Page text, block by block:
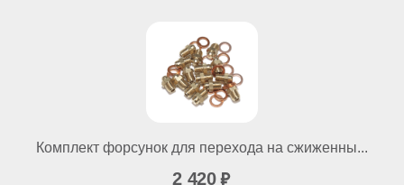
Комплект форсунок для перехода на сжиженны...
2 420